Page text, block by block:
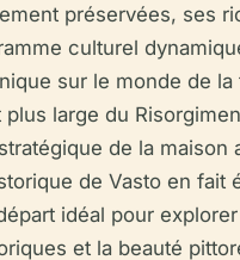
préservées, ses
culturel
sur le monde de la
large du
de la
de Vasto en fait
idéal pour
et la beauté